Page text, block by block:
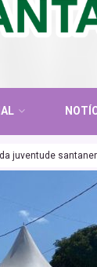
juventude